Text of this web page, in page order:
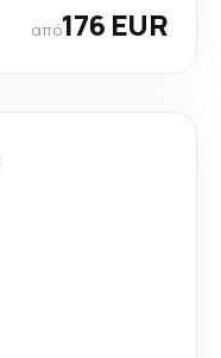
από176 EUR